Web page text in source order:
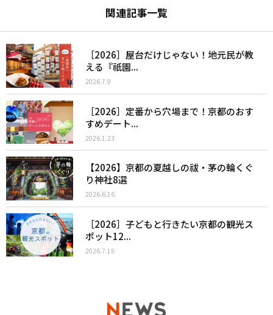
関連記事一覧
［2026］屋台だけじゃない！地元民が教
える『祇園...
2026.7.9
［2026］定番から穴場まで！京都のおす
すめデート...
2026.1.23
【2026】京都の夏越しの祓・茅の輪くぐ
り神社8選
2026.6.16
［2026］子どもと行きたい京都の観光ス
ポット12...
2026.7.15